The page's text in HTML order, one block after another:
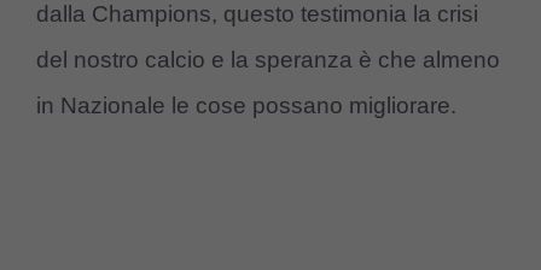
dalla Champions, questo testimonia la crisi
del nostro calcio e la speranza è che almeno
in Nazionale le cose possano migliorare.